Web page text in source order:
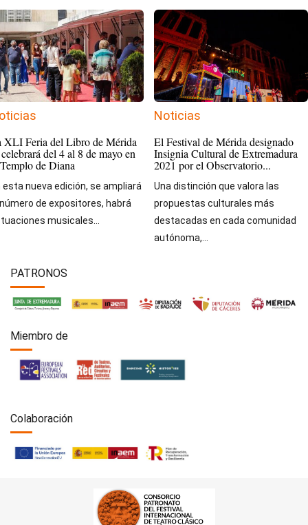
XLI Feria del Libro de Mérida
del 4 al 8 de mayo en
de Diana
esta nueva edición, se ampliará
de expositores, habrá
musicales...
Noticias
El Festival de Mérida designado
Insignia Cultural de Extremadura
2021 por el Observatorio...
Una distinción que valora las
propuestas culturales más
destacadas en cada comunidad
autónoma,...
PATRONOS
Miembro de
Colaboración